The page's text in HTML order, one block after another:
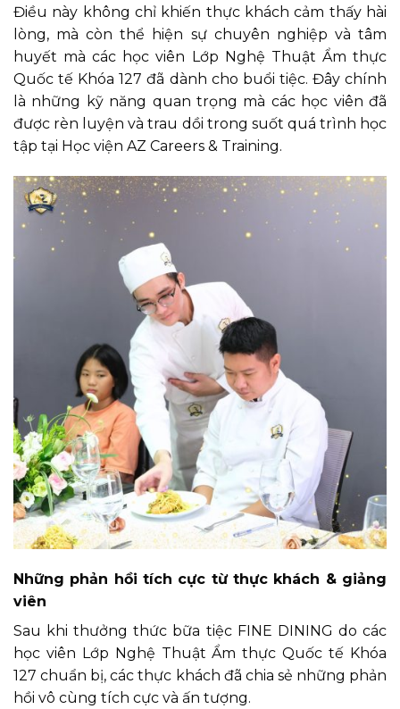
Điều này không chỉ khiến thực khách cảm thấy hài
lòng, mà còn thể hiện sự chuyên nghiệp và tâm
huyết mà các học viên Lớp Nghệ Thuật Ẩm thực
Quốc tế Khóa 127 đã dành cho buổi tiệc. Đây chính
là những kỹ năng quan trọng mà các học viên đã
được rèn luyện và trau dồi trong suốt quá trình học
tập tại Học viện AZ Careers & Training.
Những phản hồi tích cực từ thực khách & giảng
viên
Sau khi thưởng thức bữa tiệc FINE DINING do các
học viên Lớp Nghệ Thuật Ẩm thực Quốc tế Khóa
127 chuẩn bị, các thực khách đã chia sẻ những phản
hồi vô cùng tích cực và ấn tượng.